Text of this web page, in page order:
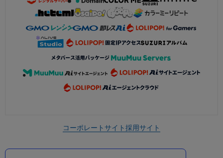
コーポレートサイト採用サイト